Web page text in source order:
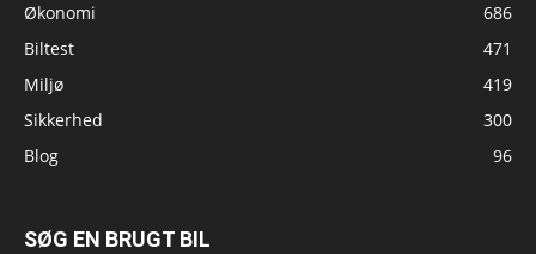
Økonomi
686
Biltest
471
Miljø
419
Sikkerhed
300
Blog
96
SØG EN BRUGT BIL